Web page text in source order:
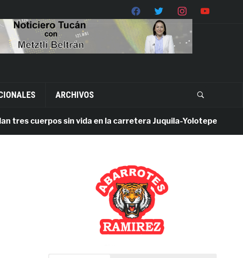
ARCHIVOS
cuerpos sin vida en la carretera Juquila-Yolotepec; Fiscalía